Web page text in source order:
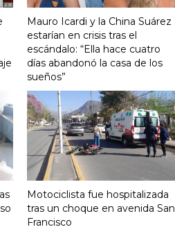
Mauro Icardi y la China Suárez
estarían en crisis tras el
escándalo: “Ella hace cuatro
días abandonó la casa de los
sueños”
Motociclista fue hospitalizada
tras un choque en avenida San
Francisco